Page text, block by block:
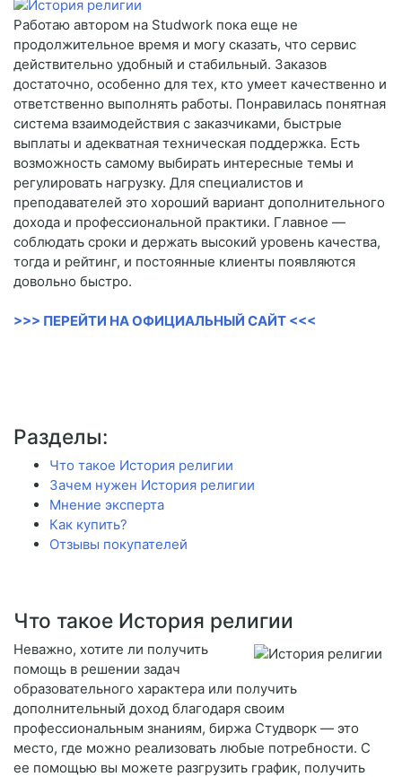
Работаю автором на Studwork пока еще не
продолжительное время и могу сказать, что сервис
действительно удобный и стабильный. Заказов
достаточно, особенно для тех, кто умеет качественно и
ответственно выполнять работы. Понравилась понятная
система взаимодействия с заказчиками, быстрые
выплаты и адекватная техническая поддержка. Есть
возможность самому выбирать интересные темы и
регулировать нагрузку. Для специалистов и
преподавателей это хороший вариант дополнительного
дохода и профессиональной практики. Главное —
соблюдать сроки и держать высокий уровень качества,
тогда и рейтинг, и постоянные клиенты появляются
довольно быстро.
>>> ПЕРЕЙТИ НА ОФИЦИАЛЬНЫЙ САЙТ <<<
Разделы:
Что такое История религии
Зачем нужен История религии
Мнение эксперта
Как купить?
Отзывы покупателей
Что такое История религии
Неважно, хотите ли получить
помощь в решении задач
образовательного характера или получить
дополнительный доход благодаря своим
профессиональным знаниям, биржа Студворк — это
место, где можно реализовать любые потребности. С
ее помощью вы можете разгрузить график, получить